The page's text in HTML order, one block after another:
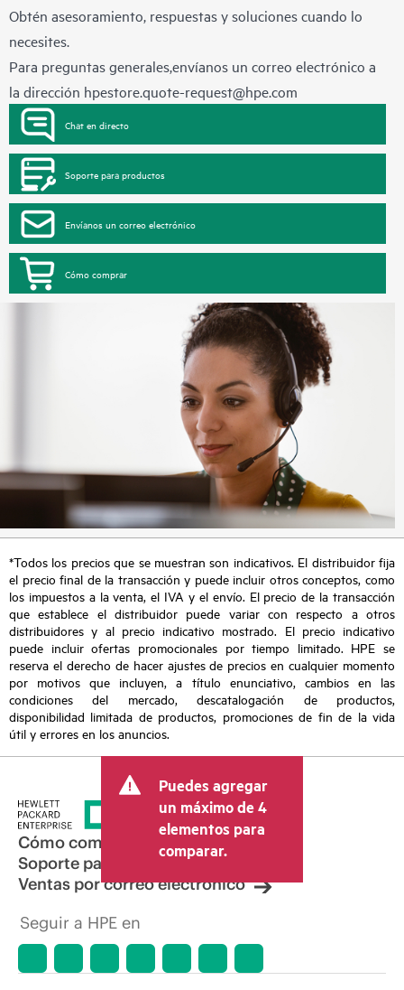
Obtén asesoramiento, respuestas y soluciones cuando lo
necesites.
Para preguntas generales,envíanos un correo electrónico a
la dirección hpestore.quote-request@hpe.com
Chat en directo
Soporte para productos
Envíanos un correo electrónico
Cómo comprar
*Todos los precios que se muestran son indicativos. El distribuidor fija
el precio final de la transacción y puede incluir otros conceptos, como
los impuestos a la venta, el IVA y el envío. El precio de la transacción
que establece el distribuidor puede variar con respecto a otros
distribuidores y al precio indicativo mostrado. El precio indicativo
puede incluir ofertas promocionales por tiempo limitado. HPE se
reserva el derecho de hacer ajustes de precios en cualquier momento
por motivos que incluyen, a título enunciativo, cambios en las
condiciones del mercado, descatalogación de productos,
disponibilidad limitada de productos, promociones de fin de la vida
útil y errores en los anuncios.
Puedes agregar
un máximo de 4
elementos para
comparar.
Cómo comprar
Soporte para productos
Ventas por correo electrónico
Seguir a HPE en